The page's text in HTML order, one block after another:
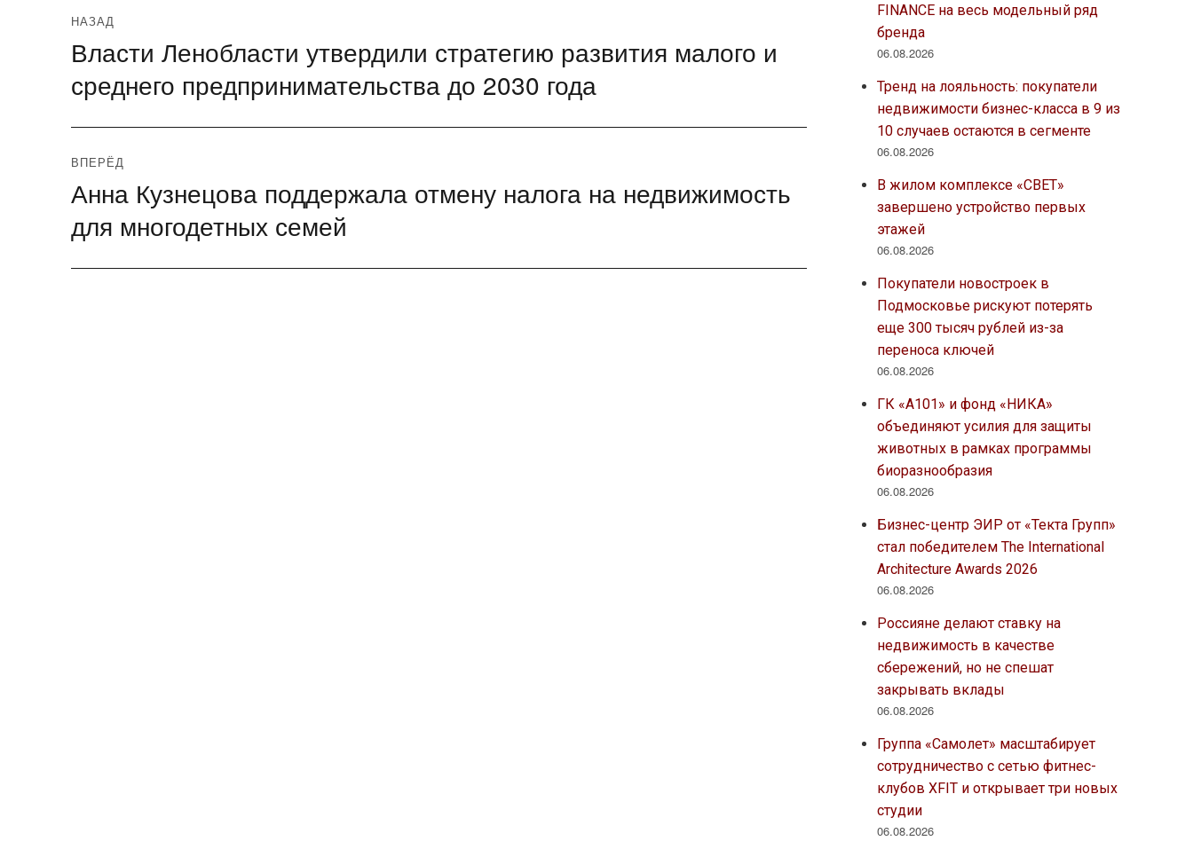
Навигация
по
записям
НАЗАД
Предыдущая
Власти Ленобласти утвердили стратегию развития малого и
среднего предпринимательства до 2030 года
ВПЕРЁД
Следующая
Анна Кузнецова поддержала отмену налога на недвижимость
для многодетных семей
FINANCE на весь модельный ряд
бренда
06.08.2026
Тренд на лояльность: покупатели
недвижимости бизнес-класса в 9 из
10 случаев остаются в сегменте
06.08.2026
В жилом комплексе «СВЕТ»
завершено устройство первых
этажей
06.08.2026
Покупатели новостроек в
Подмосковье рискуют потерять
еще 300 тысяч рублей из-за
переноса ключей
06.08.2026
ГК «А101» и фонд «НИКА»
объединяют усилия для защиты
животных в рамках программы
биоразнообразия
06.08.2026
Бизнес-центр ЭИР от «Текта Групп»
стал победителем The International
Architecture Awards 2026
06.08.2026
Россияне делают ставку на
недвижимость в качестве
сбережений, но не спешат
закрывать вклады
06.08.2026
Группа «Самолет» масштабирует
сотрудничество с сетью фитнес-
клубов XFIT и открывает три новых
студии
06.08.2026